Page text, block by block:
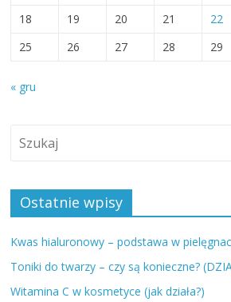
18
19 20 21 22
25
26 27 28 29
« gru
Ostatnie wpisy
Kwas hialuronowy – podstawa w
Toniki do twarzy – czy są konieczne?
Witamina C w kosmetyce (jak działa?)